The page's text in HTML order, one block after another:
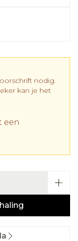
nodig.
kan je het
een